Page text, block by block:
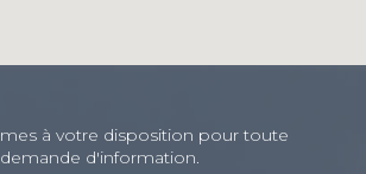
à votre disposition pour toute
demande d'information.